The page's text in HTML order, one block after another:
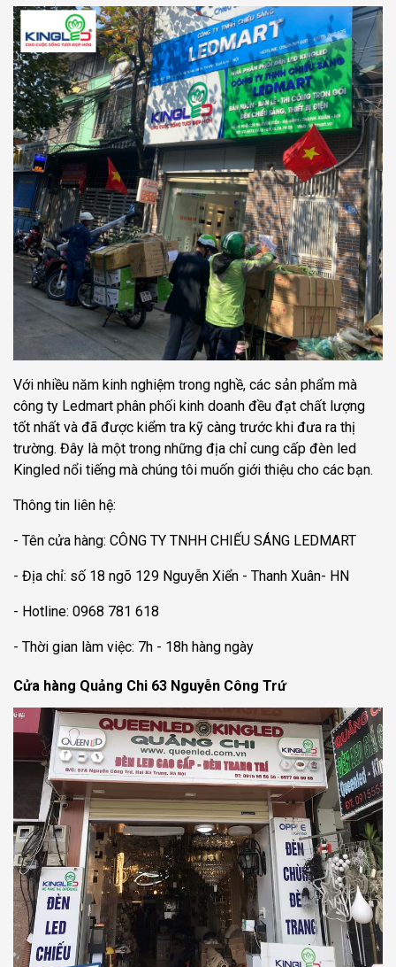
Với nhiều năm kinh nghiệm trong nghề, các sản phẩm mà
công ty Ledmart phân phối kinh doanh đều đạt chất lượng
tốt nhất và đã được kiểm tra kỹ càng trước khi đưa ra thị
trường. Đây là một trong những địa chỉ cung cấp đèn led
Kingled nổi tiếng mà chúng tôi muốn giới thiệu cho các bạn.
Thông tin liên hệ:
- Tên cửa hàng: CÔNG TY TNHH CHIẾU SÁNG LEDMART
- Địa chỉ: số 18 ngõ 129 Nguyễn Xiển - Thanh Xuân- HN
- Hotline: 0968 781 618
- Thời gian làm việc: 7h - 18h hàng ngày
Cửa hàng Quảng Chi 63 Nguyễn Công Trứ